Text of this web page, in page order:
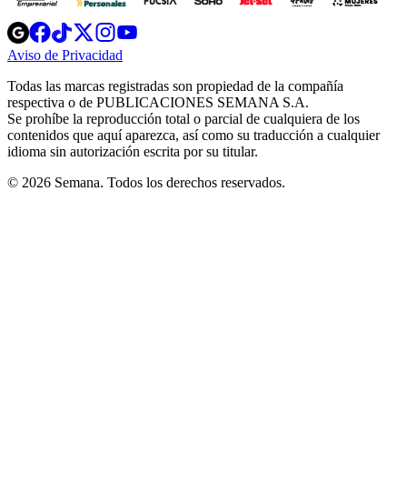
Opens
in
new
Opens
in
new
Opens
in
new
window
Opens
new
windowwindow
Aviso de Privacidad
new
window
Todas las marcas registradas son propiedad de la compañía
respectiva o de PUBLICACIONES SEMANA S.A.
Se prohíbe la reproducción total o parcial de cualquiera de los
contenidos que aquí aparezca, así como su traducción a cualquier
idioma sin autorización escrita por su titular.
© 2026 Semana. Todos los derechos reservados.